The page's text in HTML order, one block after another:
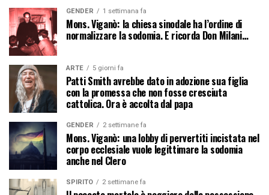
GENDER 1 settimana fa
Mons. Viganò: la chiesa sinodale ha l’ordine di
normalizzare la sodomia. E ricorda Don Milani…
ARTE 5 giorni fa
Patti Smith avrebbe dato in adozione sua figlia
con la promessa che non fosse cresciuta
cattolica. Ora è accolta dal papa
GENDER 2 settimane fa
Mons. Viganò: una lobby di pervertiti incistata nel
corpo ecclesiale vuole legittimare la sodomia
anche nel Clero
SPIRITO 2 settimane fa